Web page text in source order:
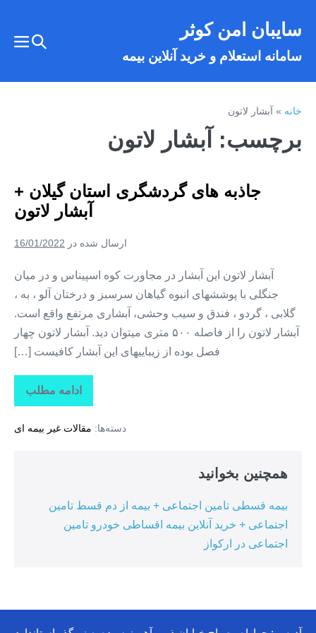
سایبان امن کوثر
سامانه استعلام و خرید آنلاین بیمه
تغییر
خانه»آبشار لاتون
برچسب: آبشار لاتون
جاذبه های گردشگری استان گیلان +
آبشار لاتون
ارسال شده در 16/01/2022
آبشار لاتون این آبشار در مجاورت کوه اسپیناس و در میان
جنگلی با پوششهای انبوه گیاهان سرسبز و درختان آلو ، به ،
گلابی ، گردو ، فندق و سیب وحشی، آبشاری مرتفع واقع است.
آبشار لاتون را از فاصله ۵۰۰ متری میتوان دید. آبشار لاتون چهار
فصل بوده از زیباییهای این آبشار کافیست […]
ادامه مطلب
جاذبه
های
استان
دسته‌ها: مقالات غیر بیمه ای
همچنین بخوانید
بیمه قسطی تامین اجتماعی + بیمه از دم قسط تامین
اجتماعی + خرید آنلاین بیمه اقساطی خودرو تامین
اجتماعی در ارکواز